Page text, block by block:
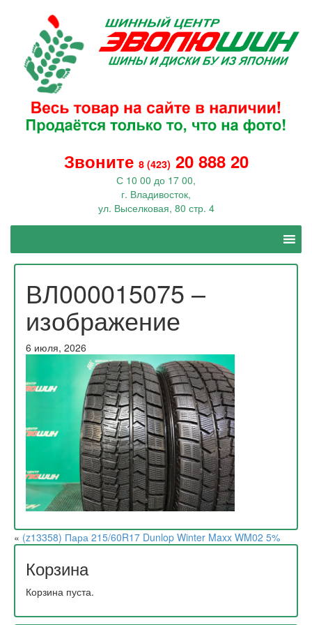
Звоните 8 (423) 20 888 20
С 10 00 до 17 00,
г. Владивосток,
ул. Выселковая, 80 стр. 4
ВЛ000015075 –
изображение
6 июля, 2026
« (z13358) Пара 215/60R17 Dunlop Winter Maxx WM02 5%
Корзина
Корзина пуста.